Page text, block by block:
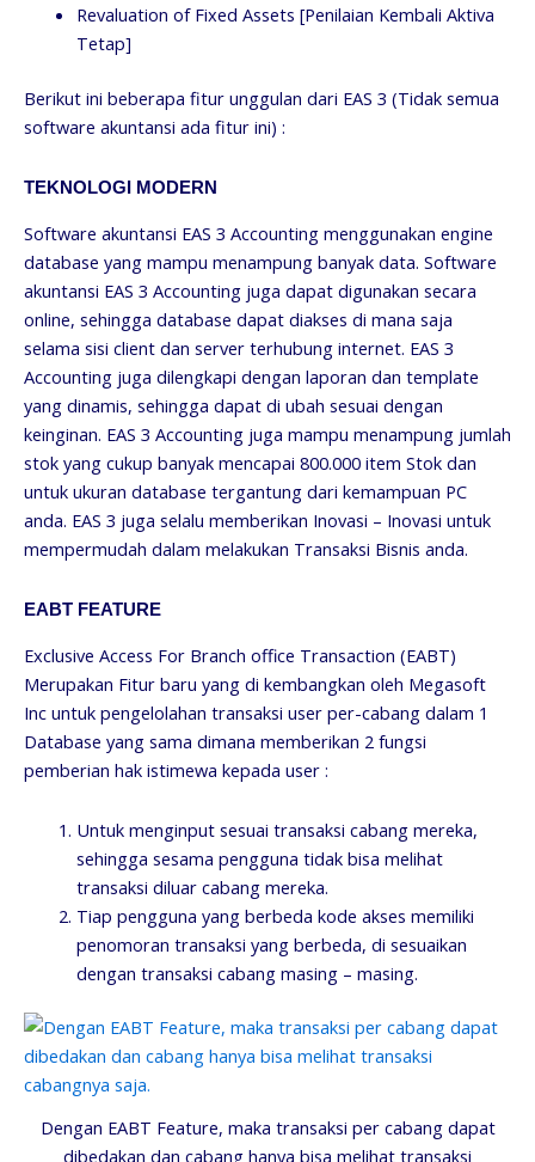
Revaluation of Fixed Assets [Penilaian Kembali Aktiva
Tetap]
Berikut ini beberapa fitur unggulan dari EAS 3 (Tidak semua
software akuntansi ada fitur ini) :
TEKNOLOGI MODERN
Software akuntansi EAS 3 Accounting menggunakan engine
database yang mampu menampung banyak data. Software
akuntansi EAS 3 Accounting juga dapat digunakan secara
online, sehingga database dapat diakses di mana saja
selama sisi client dan server terhubung internet. EAS 3
Accounting juga dilengkapi dengan laporan dan template
yang dinamis, sehingga dapat di ubah sesuai dengan
keinginan. EAS 3 Accounting juga mampu menampung jumlah
stok yang cukup banyak mencapai 800.000 item Stok dan
untuk ukuran database tergantung dari kemampuan PC
anda. EAS 3 juga selalu memberikan Inovasi – Inovasi untuk
mempermudah dalam melakukan Transaksi Bisnis anda.
EABT FEATURE
Exclusive Access For Branch office Transaction (EABT)
Merupakan Fitur baru yang di kembangkan oleh Megasoft
Inc untuk pengelolahan transaksi user per-cabang dalam 1
Database yang sama dimana memberikan 2 fungsi
pemberian hak istimewa kepada user :
Untuk menginput sesuai transaksi cabang mereka,
sehingga sesama pengguna tidak bisa melihat
transaksi diluar cabang mereka.
Tiap pengguna yang berbeda kode akses memiliki
penomoran transaksi yang berbeda, di sesuaikan
dengan transaksi cabang masing – masing.
Dengan EABT Feature, maka transaksi per cabang dapat
dibedakan dan cabang hanya bisa melihat transaksi